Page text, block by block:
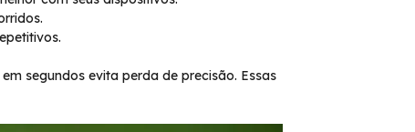
segundos evita perda de precisão. Essas